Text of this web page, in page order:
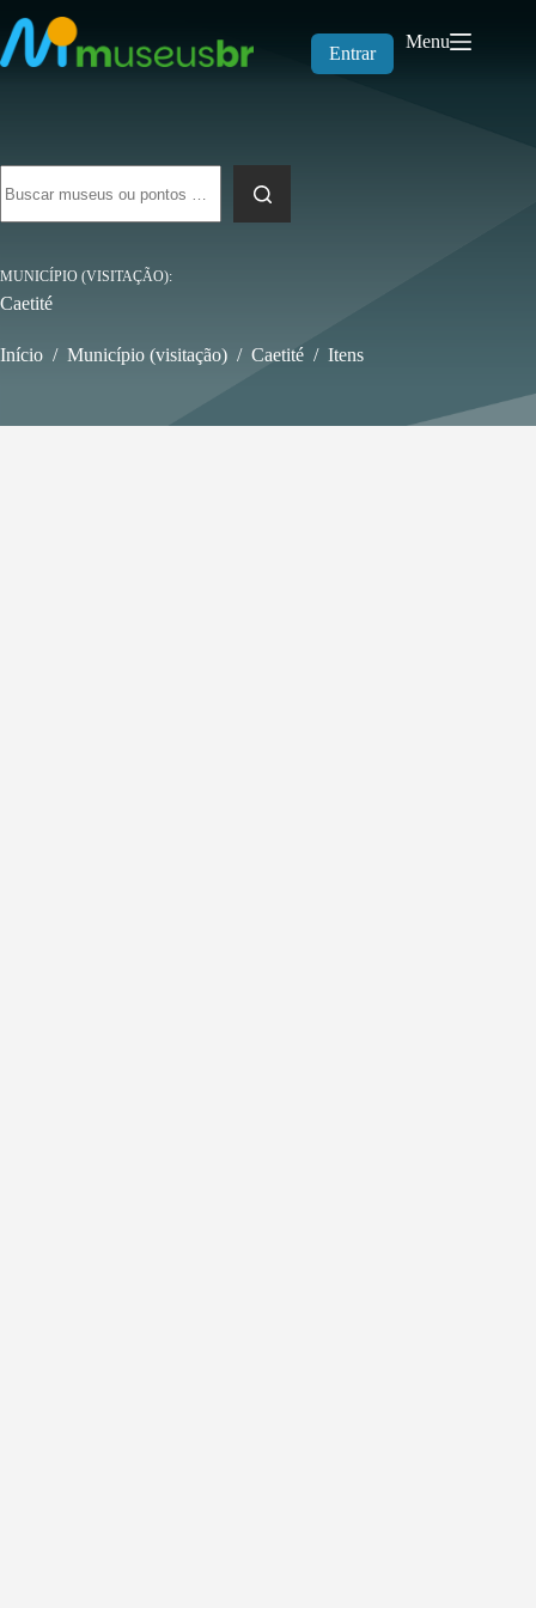
para
o
conteúdo
Entrar
Menu
resultados
MUNICÍPIO (VISITAÇÃO)
Caetité
Início / Município (visitação) / Caetité / Itens